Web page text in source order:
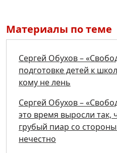
Материалы по теме
Сергей Обухов –
подготовке детей к
кому не лень
Сергей Обухов –
это время выросли так,
грубый пиар со
нечестно